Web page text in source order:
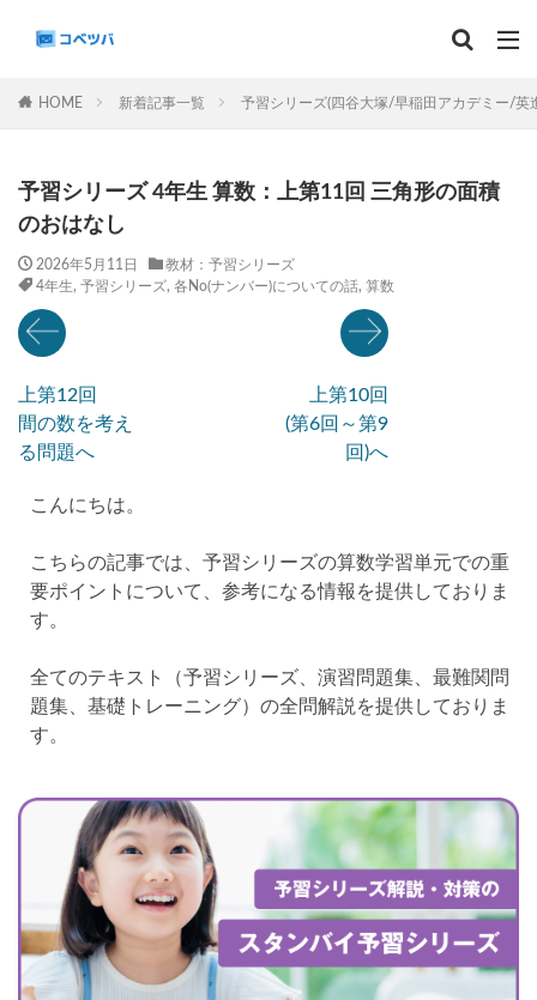
HOME 新着記事一覧 予習シリーズ(四谷大塚/早稲田アカデミー/英
予習シリーズ 4年生 算数：上第11回 三角形の面積
のおはなし
2026年5月11日
教材：予習シリーズ
4年生, 予習シリーズ, 各No(ナンバー)についての話, 算数
上第12回
間の数を考え
る問題へ
上第10回
(第6回～第9
回)へ
こんにちは。
こちらの記事では、予習シリーズの算数学習単元での重
要ポイントについて、参考になる情報を提供しておりま
す。
全てのテキスト（予習シリーズ、演習問題集、最難関問
題集、基礎トレーニング）の全問解説を提供しておりま
す。
カテゴリー
タグ
後期(9月~11月)
早稲田アカデミー 中学受験算数
6年生
学習相談への回答
SAPIXデイリーチェック
早稲アカデミーカリキュラムテスト 四谷大塚週テスト
前期(3月〜7月) 夏期(7〜8月) 後期(9月〜11月)
冬期(12月〜1月) サピックステキスト解説・対策
予習シリーズテキスト解説・対策 コベツバweb授業
TopGun特訓 コベツバ過去問動画解説
コベツバからのお知らせ 抽象化能力 熱量